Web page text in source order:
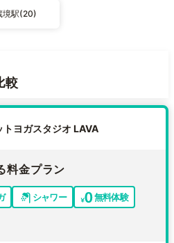
境駅(20)
較
トヨガスタジオ LAVA
料金プラン
シャワー
無料体験